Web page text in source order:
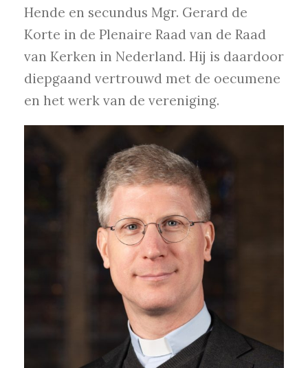
Hende en secundus Mgr. Gerard de
Korte in de Plenaire Raad van de Raad
van Kerken in Nederland. Hij is daardoor
diepgaand vertrouwd met de oecumene
en het werk van de vereniging.